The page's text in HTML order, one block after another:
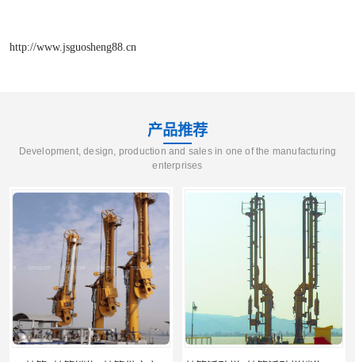
http://www.jsguosheng88.cn
产品推荐
Development, design, production and sales in one of the manufacturing
enterprises